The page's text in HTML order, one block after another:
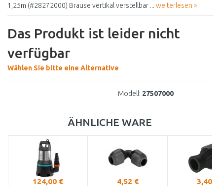
1,25m (#28272000) Brause vertikal verstellbar ... weiterlesen »
Das Produkt ist leider nicht
verfügbar
Wählen Sie bitte eine Alternative
Modell: 27507000
ÄHNLICHE WARE
124,00 € 4,52 € 3,40 €